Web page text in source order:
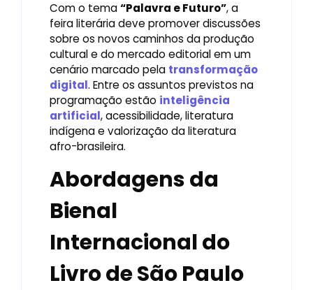
Com o tema“Palavra e Futuro”, a
feira literária deve promover discussões
sobre os novos caminhos da produção
cultural e do mercado editorial em um
cenário marcado pela transformação
digital. Entre os assuntos previstos na
programação estão inteligência
artificial, acessibilidade, literatura
indígena e valorização da literatura
afro-brasileira.
Abordagens da
Bienal
Internacional do
Livro de São Paulo